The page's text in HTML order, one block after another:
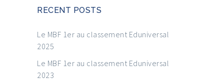
RECENT POSTS
Le MBF 1er au classement Eduniversal
2025
Le MBF 1er au classement Eduniversal
2023